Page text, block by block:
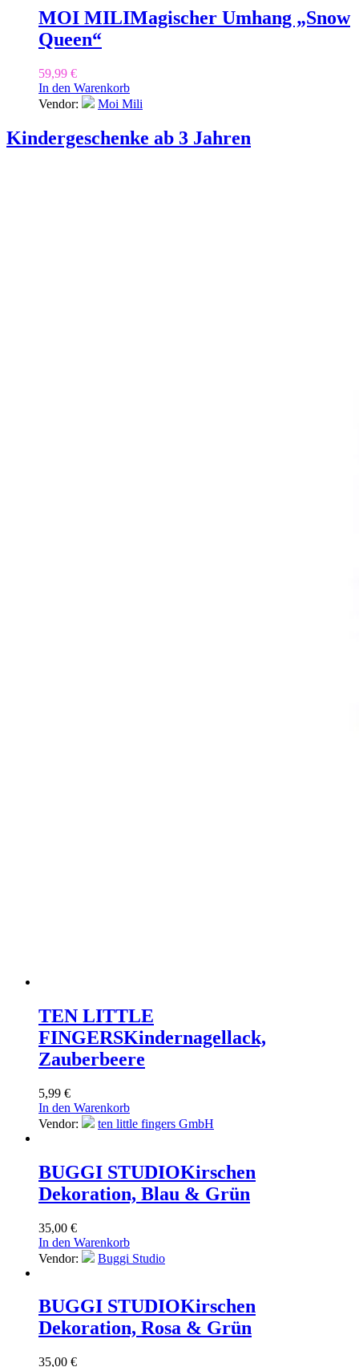
MOI MILIMagischer Umhang „Snow
Queen“
59,99 €
In den Warenkorb
Vendor:
Moi Mili
Kindergeschenke ab 3 Jahren
TEN LITTLE
FINGERSKindernagellack,
Zauberbeere
5,99 €
In den Warenkorb
Vendor:
ten little fingers GmbH
BUGGI STUDIOKirschen
Dekoration, Blau & Grün
35,00 €
In den Warenkorb
Vendor:
Buggi Studio
BUGGI STUDIOKirschen
Dekoration, Rosa & Grün
35,00 €